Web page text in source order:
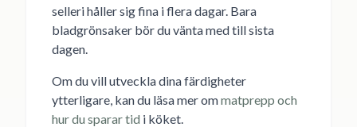
selleri håller sig fina i flera dagar. Bara
bladgrönsaker bör du vänta med till sista
dagen.
Om du vill utveckla dina färdigheter
ytterligare, kan du läsa mer ommatprepp och
hur du sparar tid i köket.